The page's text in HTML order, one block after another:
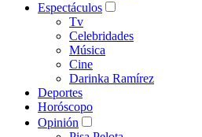
Espectáculos
Tv
Celebridades
Música
Cine
Darinka Ramírez
Deportes
Horóscopo
Opinión